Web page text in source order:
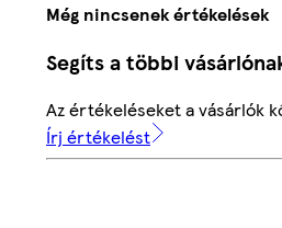
Még nincsenek értékelések
Segíts a többi
Az értékeléseket a vásárlók
Írj értékelést